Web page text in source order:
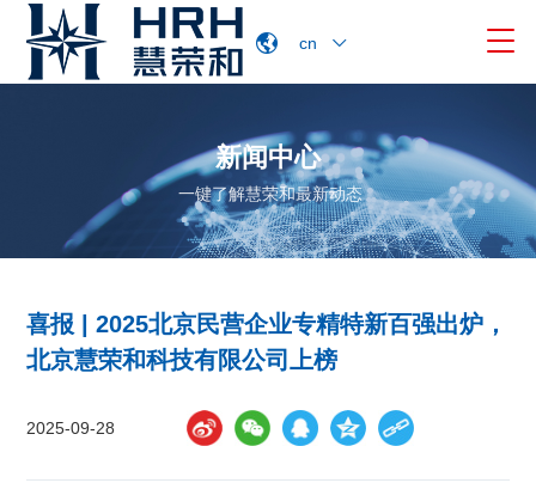
cn 
新闻中心
一键了解慧荣和最新动态
喜报 | 2025北京民营企业专精特新百强出炉，
北京慧荣和科技有限公司上榜
2025-09-28